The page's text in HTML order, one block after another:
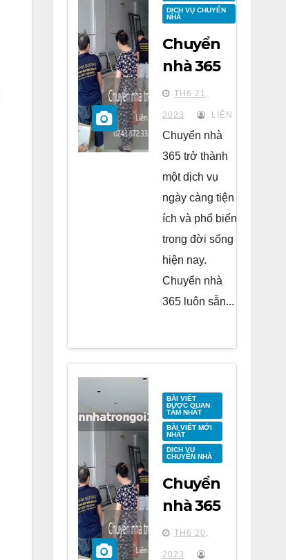
DỊCH VỤ CHUYỂN
NHÀ
Chuyển
nhà 365
tại chung
cư BID
Residence
Tố Hữu
TH6 21,
2023 LIÊN
Chuyển nhà
365 trở thành
một dịch vụ
ngày càng tiện
ích và phổ biến
trong đời sống
hiện nay.
Chuyển nhà
365 luôn sẵn...
BÀI VIẾT
ĐƯỢC QUAN
TÂM NHẤT
BÀI VIẾT MỚI
NHẤT
DỊCH VỤ
CHUYỂN NHÀ
Chuyển
nhà 365
tại
chung
TH6 20,
2023